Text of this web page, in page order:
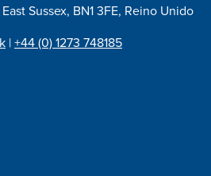
Sussex, BN1 3FE, Reino Unido
|+44 (0) 1273 748185